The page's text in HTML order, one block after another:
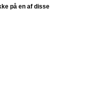
på en af disse